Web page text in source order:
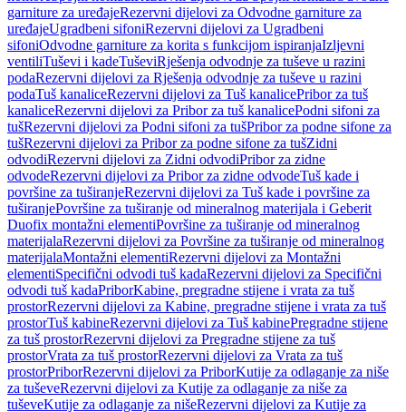
garniture za uređajeRezervni dijelovi za Odvodne garniture za
uređajeUgradbeni sifoniRezervni dijelovi za Ugradbeni
sifoniOdvodne garniture za korita s funkcijom ispiranjaIzljevni
ventiliTuševi i kadeTuševiRješenja odvodnje za tuševe u razini
podaRezervni dijelovi za Rješenja odvodnje za tuševe u razini
podaTuš kanaliceRezervni dijelovi za Tuš kanalicePribor za tuš
kanaliceRezervni dijelovi za Pribor za tuš kanalicePodni sifoni za
tušRezervni dijelovi za Podni sifoni za tušPribor za podne sifone za
tušRezervni dijelovi za Pribor za podne sifone za tušZidni
odvodiRezervni dijelovi za Zidni odvodiPribor za zidne
odvodeRezervni dijelovi za Pribor za zidne odvodeTuš kade i
površine za tuširanjeRezervni dijelovi za Tuš kade i površine za
tuširanjePovršine za tuširanje od mineralnog materijala i Geberit
Duofix montažni elementiPovršine za tuširanje od mineralnog
materijalaRezervni dijelovi za Površine za tuširanje od mineralnog
materijalaMontažni elementiRezervni dijelovi za Montažni
elementiSpecifični odvodi tuš kadaRezervni dijelovi za Specifični
odvodi tuš kadaPriborKabine, pregradne stijene i vrata za tuš
prostorRezervni dijelovi za Kabine, pregradne stijene i vrata za tuš
prostorTuš kabineRezervni dijelovi za Tuš kabinePregradne stijene
za tuš prostorRezervni dijelovi za Pregradne stijene za tuš
prostorVrata za tuš prostorRezervni dijelovi za Vrata za tuš
prostorPriborRezervni dijelovi za PriborKutije za odlaganje za niše
za tuševeRezervni dijelovi za Kutije za odlaganje za niše za
tuševeKutije za odlaganje za nišeRezervni dijelovi za Kutije za